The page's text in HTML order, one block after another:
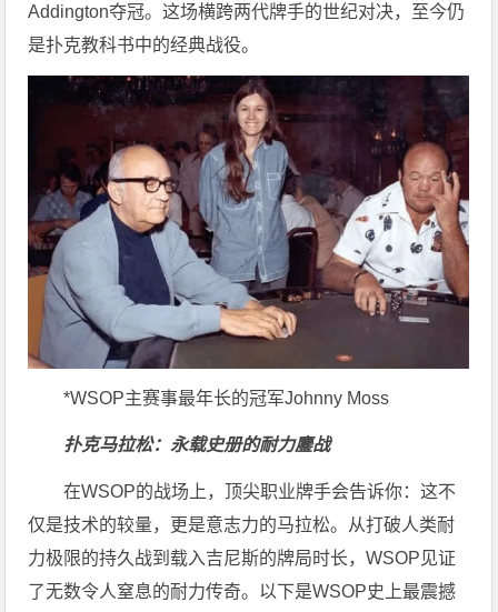
Addington夺冠。这场横跨两代牌手的世纪对决，至今仍
是扑克教科书中的经典战役。
*WSOP主赛事最年长的冠军Johnny Moss
扑克马拉松：永载史册的耐力鏖战
在WSOP的战场上，顶尖职业牌手会告诉你：这不
仅是技术的较量，更是意志力的马拉松。从打破人类耐
力极限的持久战到载入吉尼斯的牌局时长，WSOP见证
了无数令人窒息的耐力传奇。以下是WSOP史上最震撼